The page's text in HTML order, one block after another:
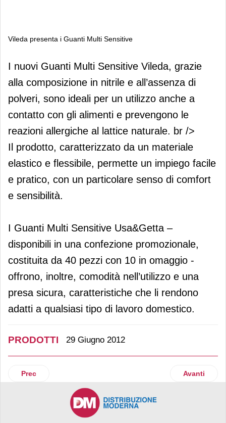
Vileda presenta i Guanti Multi Sensitive
Vileda presenta i Guanti Multi
Sensitive
I nuovi Guanti Multi Sensitive Vileda, grazie
alla composizione in nitrile e all’assenza di
polveri, sono ideali per un utilizzo anche a
contatto con gli alimenti e prevengono le
reazioni allergiche al lattice naturale. br />
Il prodotto, caratterizzato da un materiale
elastico e flessibile, permette un impiego facile
e pratico, con un particolare senso di comfort
e sensibilità.
I Guanti Multi Sensitive Usa&Getta –
disponibili in una confezione promozionale,
costituita da 40 pezzi con 10 in omaggio -
offrono, inoltre, comodità nell’utilizzo e una
presa sicura, caratteristiche che li rendono
adatti a qualsiasi tipo di lavoro domestico.
PRODOTTI 29 Giugno 2012
Articolo precedente: Nattura amplia l’offerta per la prima
Prec Articolo
Avanti